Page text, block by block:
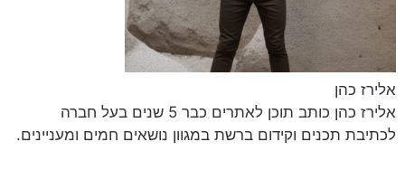
אלירז כהן
אלירז כהן כותב תוכן לאתרים כבר 5 שנים בעל חברה
לכתיבת תכנים וקידום ברשת במגוון נושאים חמים ומעניינים.